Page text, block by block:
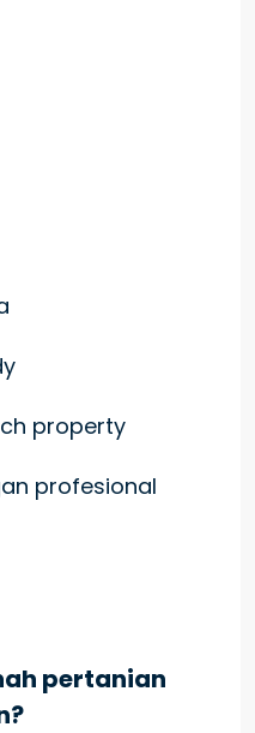
property
profesional
pertanian